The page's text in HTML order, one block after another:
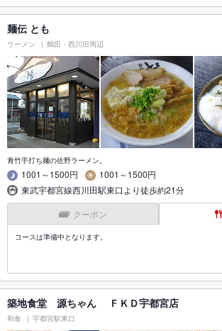
麺伝 とも
ラーメン 鶴田・西川田周辺
青竹手打ち麺の佐野ラーメン。
1001～1500円
1001～1500円
東武宇都宮線西川田駅東口より徒歩約21分
クーポン
コースは準備中となります。
築地食堂 源ちゃん ＦＫＤ宇都宮店
和食 宇都宮駅東口